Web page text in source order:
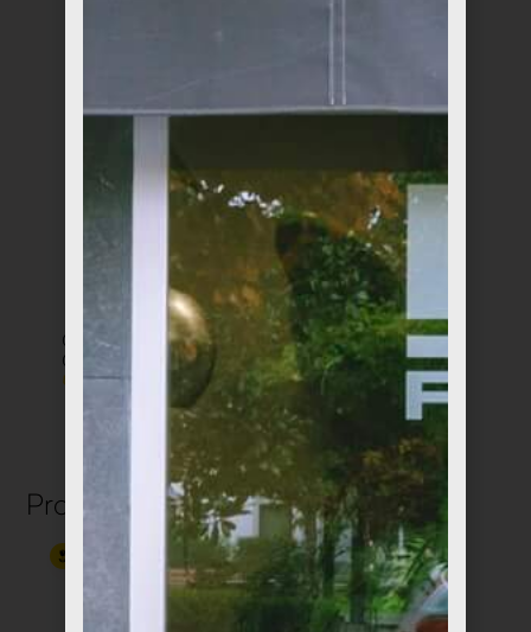
Caja de Diseño
Chocolates Amatler
€10,00
Tarta de Queso Día
de la Madre
Productos relacionados